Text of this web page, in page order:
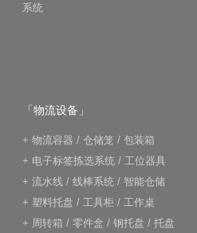
系统
「物流设备」
+ 物流容器 / 仓储笼 / 包装箱
+ 电子标签拣选系统 / 工位器具
+ 流水线 / 线棒系统 / 智能仓储
+ 塑料托盘 / 工具柜 / 工作桌
+ 周转箱 / 零件盒 / 钢托盘 / 托盘